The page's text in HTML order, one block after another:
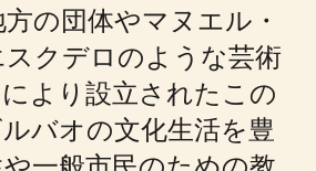
の団体やマヌエル・
クデロのような芸術
より設立されたこの
バオの文化生活を豊